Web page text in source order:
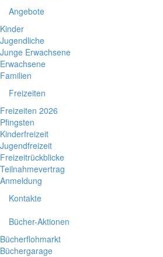
Angebote
Kinder
Jugendliche
Junge Erwachsene
Erwachsene
Familien
Freizeiten
Freizeiten 2026
Pfingsten
Kinderfreizeit
Jugendfreizeit
Freizeitrückblicke
Teilnahmevertrag
Anmeldung
Kontakte
Bücher-Aktionen
Bücherflohmarkt
Büchergarage